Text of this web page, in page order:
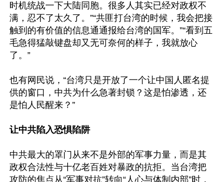
时机统战一下大陆同胞。很多人其实已经对政权不
满，忍不了太久了。”“共匪打台湾的时候，我会把接
触到的有价值的信息通通报给台湾的国军。”“看到五
毛急得猛敲键盘却又无可奈何的样子，我就放心
了。”
也有网民说，“台湾只是开放了一个让中国人匿名提
供的窗口，中共为什么急著封锁？这是怕渗透，还
是怕人民醒来？”
让中共陷入恐惧陷阱
中共最大的罩门从来不是外部的军事力量，而是其
政权合法性与十亿老百姓对暴政的抗拒。当台湾把
攻防的焦点从“军事对抗”转向“人心与体制内部”时，